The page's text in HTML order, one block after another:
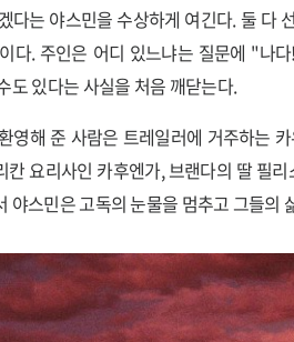
다는 야스민을 수상하게 여긴다. 둘 다
다. 주인은 어디 있느냐는 질문에 "나
도 있다는 사실을 처음 깨닫는다.
영해 준 사람은 트레일러에 거주하는
칸 요리사인 카후엔가, 브랜다의 딸 필
야스민은 고독의 눈물을 멈추고 그들의